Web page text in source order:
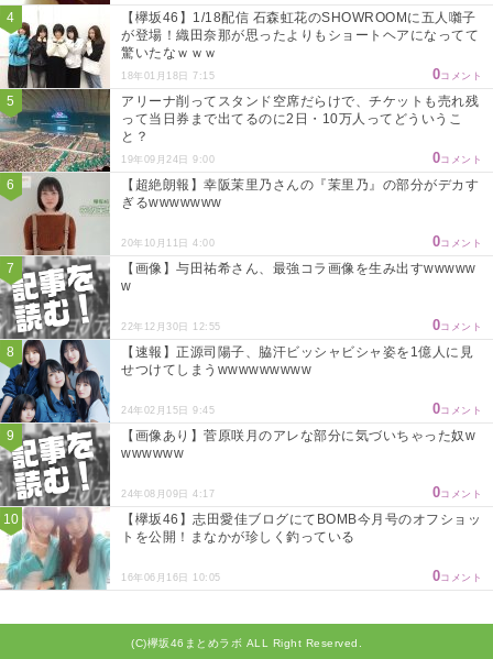
【欅坂46】1/18配信 石森虹花のSHOWROOMに五人囃子
が登場！織田奈那が思ったよりもショートヘアになってて
驚いたなｗｗｗ
18年01月18日 7:15 0コメント
アリーナ削ってスタンド空席だらけで、チケットも売れ残
って当日券まで出てるのに2日・10万人ってどういうこ
と？
19年09月24日 9:00 0コメント
【超絶朗報】幸阪茉里乃さんの『茉里乃』の部分がデカす
ぎるwwwwwww
20年10月11日 4:00 0コメント
【画像】与田祐希さん、最強コラ画像を生み出すwwwww
w
22年12月30日 12:55 0コメント
【速報】正源司陽子、脇汗ビッシャビシャ姿を1億人に見
せつけてしまうwwwwwwwww
24年02月15日 9:45 0コメント
【画像あり】菅原咲月のアレな部分に気づいちゃった奴w
wwwwww
24年08月09日 4:17 0コメント
【欅坂46】志田愛佳ブログにてBOMB今月号のオフショッ
トを公開！まなかが珍しく釣っている
16年06月16日 10:05 0コメント
(C)欅坂46まとめラボ ALL Right Reserved.